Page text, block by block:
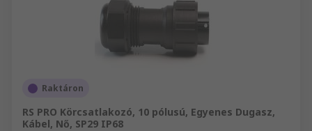
Raktáron
RS PRO Körcsatlakozó, 10 pólusú, Egyenes Dugasz,
Kábel, Nő, SP29 IP68